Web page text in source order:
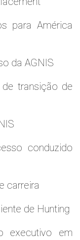
para América
da AGNIS
transição de
conduzido
carreira
de Hunting
executivo em